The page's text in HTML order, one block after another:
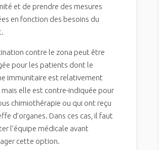
et de prendre des mesures
en fonction des besoins du
contre le zona peut être
pour les patients dont le
immunitaire est relativement
elle est contre-indiquée pour
chimiothérapie ou qui ont reçu
d’organes. Dans ces cas, il faut
l’équipe médicale avant
cette option.